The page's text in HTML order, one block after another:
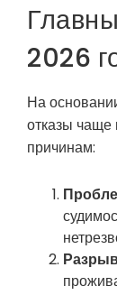
2026
На
отказы чаще
причинам: